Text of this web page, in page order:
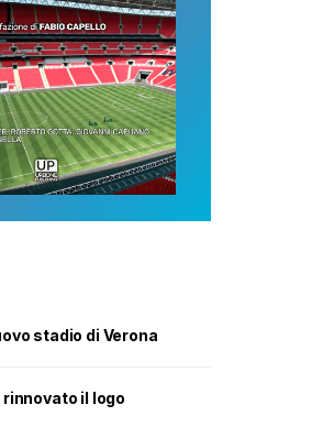
stadio di Verona
rinnovato il logo